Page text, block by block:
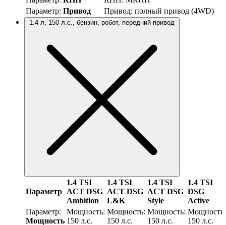
Параметр: Привод Привод: полный привод (4WD)
1.4 л, 150 л.с., бензин, робот, передний привод
Параметр
1.4 TSI
ACT DSG
Ambition
1.4 TSI
ACT DSG
L&K
1.4 TSI
ACT DSG
Style
1.4 TSI
DSG
Active
Параметр:
Мощность
Мощность:
150 л.с.
Мощность:
150 л.с.
Мощность:
150 л.с.
Мощность:
150 л.с.